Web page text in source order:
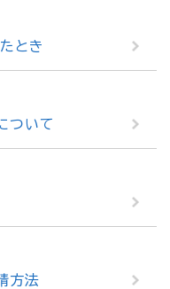
とき
ついて
方法